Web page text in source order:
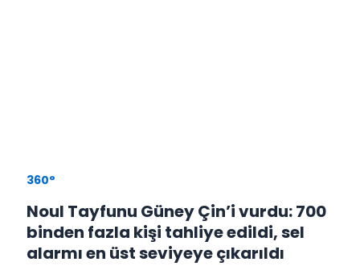
360°
Noul Tayfunu Güney Çin’i vurdu: 700
binden fazla kişi tahliye edildi, sel
alarmı en üst seviyeye çıkarıldı